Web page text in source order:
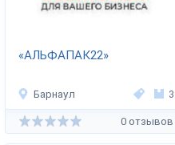
«АЛЬФАПАК22»
Барнаул 3
0 отзывов